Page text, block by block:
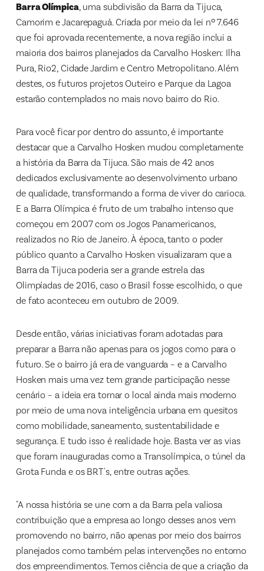
Barra Olímpica, uma subdivisão da Barra da Tijuca,
Camorim e Jacarepaguá. Criada por meio da lei nº 7.646
que foi aprovada recentemente, a nova região inclui a
maioria dos bairros planejados da Carvalho Hosken: Ilha
Pura, Rio2, Cidade Jardim e Centro Metropolitano. Além
destes, os futuros projetos Outeiro e Parque da Lagoa
estarão contemplados no mais novo bairro do Rio.
Para você ficar por dentro do assunto, é importante
destacar que a Carvalho Hosken mudou completamente
a história da Barra da Tijuca. São mais de 42 anos
dedicados exclusivamente ao desenvolvimento urbano
de qualidade, transformando a forma de viver do carioca.
E a Barra Olímpica é fruto de um trabalho intenso que
começou em 2007 com os Jogos Panamericanos,
realizados no Rio de Janeiro. À época, tanto o poder
público quanto a Carvalho Hosken visualizaram que a
Barra da Tijuca poderia ser a grande estrela das
Olimpíadas de 2016, caso o Brasil fosse escolhido, o que
de fato aconteceu em outubro de 2009.
Desde então, várias iniciativas foram adotadas para
preparar a Barra não apenas para os jogos como para o
futuro. Se o bairro já era de vanguarda – e a Carvalho
Hosken mais uma vez tem grande participação nesse
cenário – a ideia era tornar o local ainda mais moderno
por meio de uma nova inteligência urbana em quesitos
como mobilidade, saneamento, sustentabilidade e
segurança. E tudo isso é realidade hoje. Basta ver as vias
que foram inauguradas como a Transolímpica, o túnel da
Grota Funda e os BRT's, entre outras ações.
"A nossa história se une com a da Barra pela valiosa
contribuição que a empresa ao longo desses anos vem
promovendo no bairro, não apenas por meio dos bairros
planejados como também pelas intervenções no entorno
dos empreendimentos. Temos ciência de que a criação da